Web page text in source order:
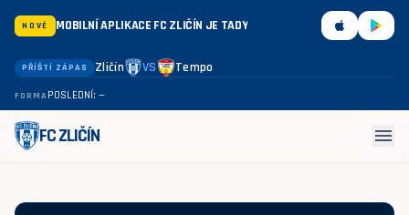
NOVÉ MOBILNÍ APLIKACE FC ZLIČÍN JE TADY
PŘÍŠTÍ ZÁPAS Zličín VS Tempo
FORMAPOSLEDNÍ: —
FC ZLIČÍN menu